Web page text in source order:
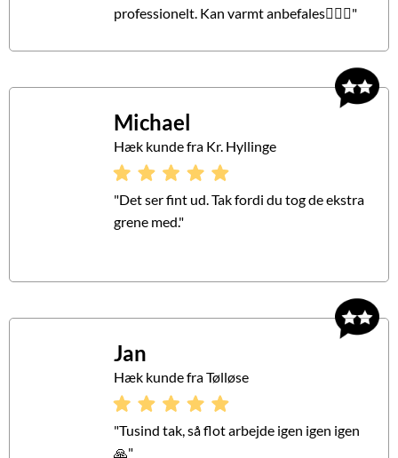
professionelt. Kan varmt anbefales👍🏼😊"
Michael
Hæk kunde fra Kr. Hyllinge
"Det ser fint ud. Tak fordi du tog de ekstra
grene med."
Jan
Hæk kunde fra Tølløse
"Tusind tak, så flot arbejde igen igen igen
🙏"